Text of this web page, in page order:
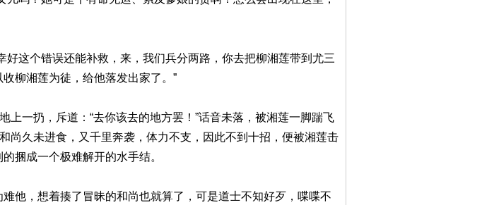
这个错误还能补救，来，我们兵分两路，你去把柳湘莲带到尤三
柳湘莲为徒，给他落发出家了。”
上一扔，斥道：“去你该去的地方罢！”话音未落，被湘莲一脚踹飞
尚久未进食，又千里奔袭，体力不支，因此不到十招，便被湘莲击
捆成一个极难解开的水手结。
他，想着揍了冒昧的和尚也就算了，可是道士不知好歹，喋喋不